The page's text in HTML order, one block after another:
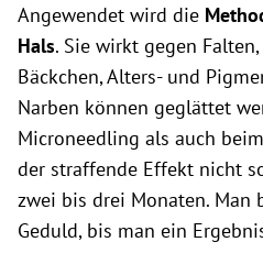
Angewendet wird die
Hals. Sie wirkt gegen
Bäckchen, Alters- und
Narben können geglättet
Microneedling als auch
der straffende Effekt nicht
zwei bis drei Monaten. Man
Geduld, bis man ein